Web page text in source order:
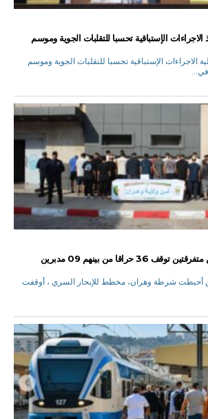
الاجراءات الإستباقية تحسبا للتقلبات الجوية وموسم
الاجراءات الإستباقية تحسبا للتقلبات الجوية وموسم
شرطة وهران في عمليتين متفرقتين توقف 36 حراقا من بينهم 09 مدبرين
أحبطت شرطة وهران، مخطط للإبحار السري ، أوقفت